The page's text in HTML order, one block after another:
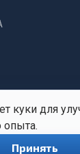
куки для
опыта.
Принять
Политика